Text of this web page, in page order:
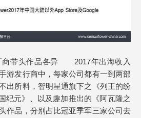
商带头作品各异 2017年出海收入
游发行商中，每家公司都有一到两部
出所料，智明星通旗下之《列王的纷
纪元》、以及趣加推出的《阿瓦隆之
作品，分别占比冠亚季军三家公司去